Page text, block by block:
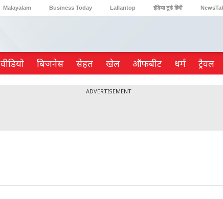
Malayalam Business Today Lallantop इंडिया टुडे हिंदी
वीडियो ब‍िजनेस सेहत खेल ऑफबीट धर्म ट्रैवल
ADVERTISEMENT